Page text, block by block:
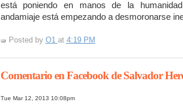
está poniendo en manos de la
andamiaje está empezando a desmoronarse
Posted by O1 at 4:19 PM
Comentario en Facebook de Salvador
Tue Mar 12, 2013 10:08pm